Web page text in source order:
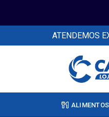
ATENDEMOS
ALIMENTOS